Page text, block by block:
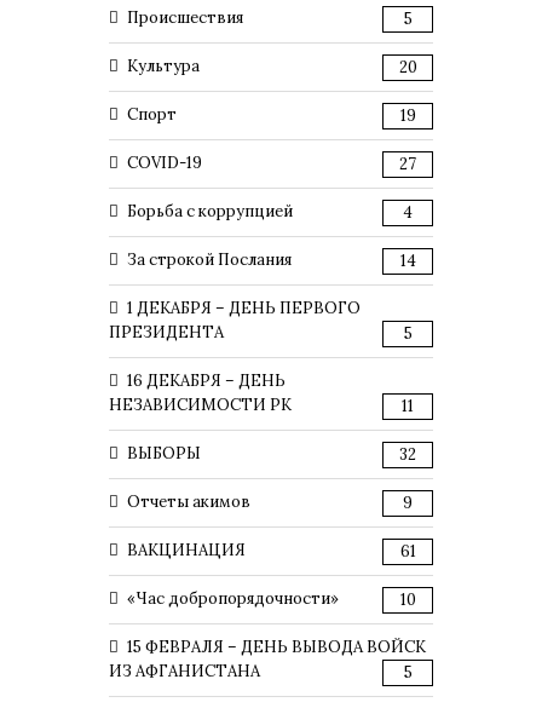
Происшествия 5
Культура 20
Спорт 19
COVID-19 27
Борьба с коррупцией 4
За строкой Послания 14
1 ДЕКАБРЯ – ДЕНЬ ПЕРВОГО
ПРЕЗИДЕНТА
5
16 ДЕКАБРЯ – ДЕНЬ
НЕЗАВИСИМОСТИ РК
11
ВЫБОРЫ 32
Отчеты акимов 9
ВАКЦИНАЦИЯ 61
«Час добропорядочности» 10
15 ФЕВРАЛЯ – ДЕНЬ ВЫВОДА ВОЙСК
ИЗ АФГАНИСТАНА
5